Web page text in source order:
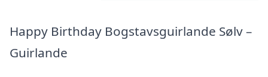
Happy Birthday Bogstavsguirlande Sølv –
Guirlande